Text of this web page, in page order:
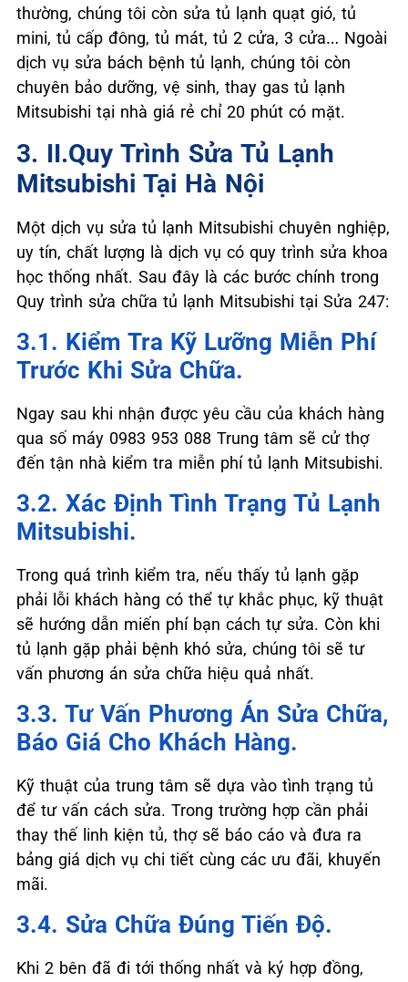
thường, chúng tôi còn sửa tủ lạnh quạt gió, tủ
mini, tủ cấp đông, tủ mát, tủ 2 cửa, 3 cửa… Ngoài
dịch vụ sửa bách bệnh tủ lạnh, chúng tôi còn
chuyên bảo dưỡng, vệ sinh, thay gas tủ lạnh
Mitsubishi tại nhà giá rẻ chỉ 20 phút có mặt.
3. II.Quy Trình Sửa Tủ Lạnh
Mitsubishi Tại Hà Nội
Một dịch vụ sửa tủ lạnh Mitsubishi chuyên nghiệp,
uy tín, chất lượng là dịch vụ có quy trình sửa khoa
học thống nhất. Sau đây là các bước chính trong
Quy trình sửa chữa tủ lạnh Mitsubishi tại Sửa 247:
3.1. Kiểm Tra Kỹ Lưỡng Miễn Phí
Trước Khi Sửa Chữa.
Ngay sau khi nhận được yêu cầu của khách hàng
qua số máy 0983 953 088 Trung tâm sẽ cử thợ
đến tận nhà kiểm tra miễn phí tủ lạnh Mitsubishi.
3.2. Xác Định Tình Trạng Tủ Lạnh
Mitsubishi.
Trong quá trình kiểm tra, nếu thấy tủ lạnh gặp
phải lỗi khách hàng có thể tự khắc phục, kỹ thuật
sẽ hướng dẫn miến phí bạn cách tự sửa. Còn khi
tủ lạnh gặp phải bệnh khó sửa, chúng tôi sẽ tư
vấn phương án sửa chữa hiệu quả nhất.
3.3. Tư Vấn Phương Án Sửa Chữa,
Báo Giá Cho Khách Hàng.
Kỹ thuật của trung tâm sẽ dựa vào tình trạng tủ
để tư vấn cách sửa. Trong trường hợp cần phải
thay thế linh kiện tủ, thợ sẽ báo cáo và đưa ra
bảng giá dịch vụ chi tiết cùng các ưu đãi, khuyến
mãi.
3.4. Sửa Chữa Đúng Tiến Độ.
Khi 2 bên đã đi tới thống nhất và ký hợp đồng,